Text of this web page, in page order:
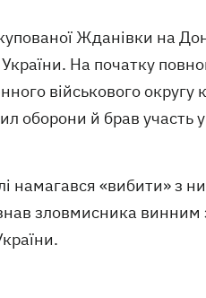
Жданівки на
На початку
військового округу
оборони й брав участь у
намагався «вибити» з
зловмисника винним